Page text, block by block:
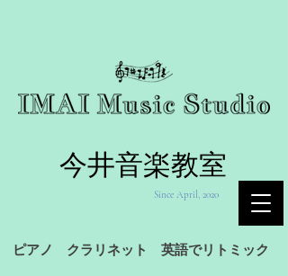
Since April, 2020
ピアノ クラリネット 英語でリトミック
今井音楽教室